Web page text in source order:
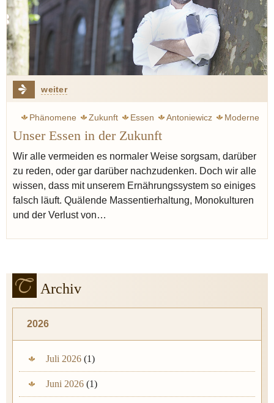
weiter
Phänomene Zukunft Essen Antoniewicz Moderne
Unser Essen in der Zukunft
Wir alle vermeiden es normaler Weise sorgsam, darüber
zu reden, oder gar darüber nachzudenken. Doch wir alle
wissen, dass mit unserem Ernährungssystem so einiges
falsch läuft. Quälende Massentierhaltung, Monokulturen
und der Verlust von…
Archiv
2026
Juli 2026 (1)
Juni 2026 (1)